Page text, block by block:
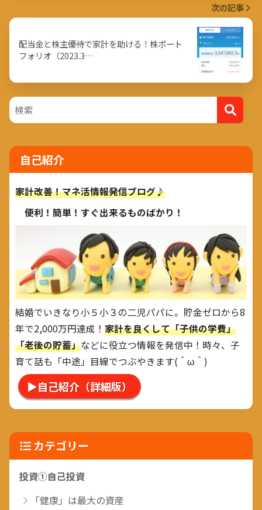
次の記事
配当金と株主優待で家計を助ける！株ポート
フォリオ（2023.3…
自己紹介
家計改善！マネ活情報発信ブログ♪
便利！簡単！すぐ出来るものばかり！
結婚でいきなり小５小３の二児パパに。貯金ゼロから8
年で2,000万円達成！ 家計を良くして「子供の学費」
「老後の貯蓄」などに役立つ情報を発信中！時々、子
育て話も「中途」目線でつぶやきます(＾ω＾)
▶自己紹介（詳細版）
カテゴリー
投資①自己投資
「健康」は最大の資産